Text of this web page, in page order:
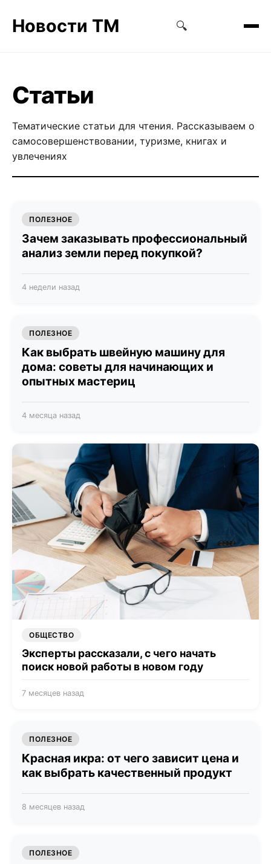
Новости ТМ 🔍
Статьи
Тематические статьи для чтения. Рассказываем о
самосовершенствовании, туризме, книгах и
увлечениях
ПОЛЕЗНОЕ
Зачем заказывать профессиональный
анализ земли перед покупкой?
4 недели назад
ПОЛЕЗНОЕ
Как выбрать швейную машину для
дома: советы для начинающих и
опытных мастериц
4 месяца назад
ОБЩЕСТВО
Эксперты рассказали, с чего начать
поиск новой работы в новом году
7 месяцев назад
ПОЛЕЗНОЕ
Красная икра: от чего зависит цена и
как выбрать качественный продукт
8 месяцев назад
ПОЛЕЗНОЕ